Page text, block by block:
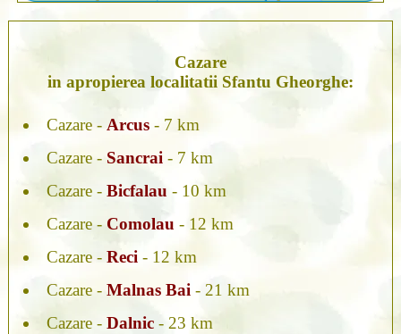
Cazare
in apropierea localitatii Sfantu Gheorghe:
Cazare - Arcus- 7 km
Cazare - Sancrai- 7 km
Cazare - Bicfalau - 10 km
Cazare - Comolau - 12 km
Cazare - Reci- 12 km
Cazare - Malnas Bai- 21 km
Cazare - Dalnic- 23 km